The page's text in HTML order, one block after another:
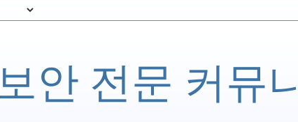
안 전문 커뮤